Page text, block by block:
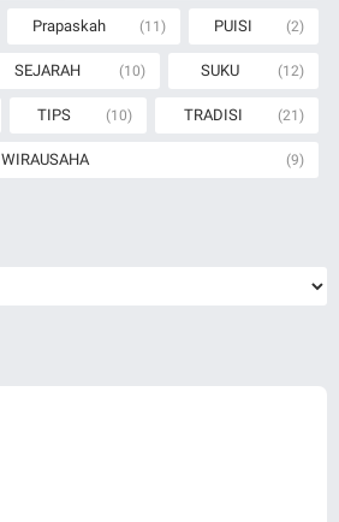
Prapaskah (11) PUISI (2)
SEJARAH (10) SUKU (12)
TIPS (10) TRADISI (21)
WIRAUSAHA (9)